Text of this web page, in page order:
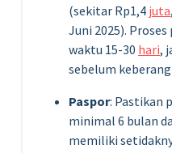
(sekitar Rp1,4 juta
Juni 2025).
waktu 15-30 hari,
sebelum
Paspor: Pastikan
minimal 6 bulan
memiliki